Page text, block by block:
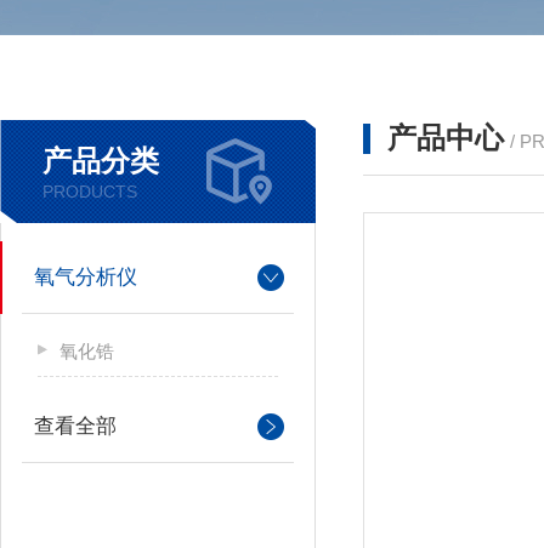
产品分类
PRODUCTS
氧气分析仪
氧化锆
查看全部
产品中心 /